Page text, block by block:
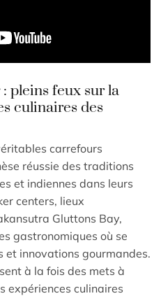
pleins feux sur la
culinaires des
carrefours
réussie des traditions
et indiennes dans leurs
centers, lieux
Gluttons Bay,
gastronomiques où se
et innovations gourmandes.
à la fois des mets à
expériences culinaires